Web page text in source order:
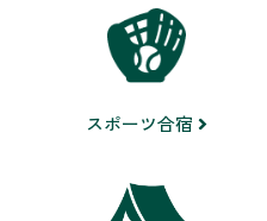
スポーツ合宿